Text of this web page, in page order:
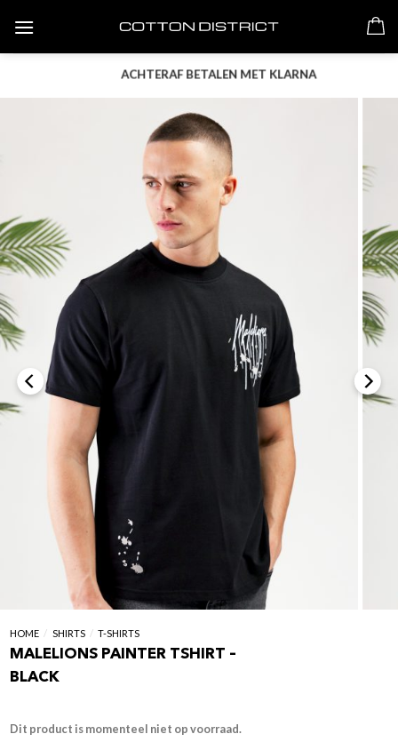
content
ACHTERAF BETALEN MET KLARNA
HOME / SHIRTS / T-SHIRTS
MALELIONS PAINTER TSHIRT –
BLACK
Dit product is momenteel niet op voorraad.